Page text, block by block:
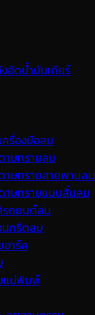
อัดน้ำมันเกียร์
รื่องมือลม
าษทรายลม
าษทรายสายพานลม
าษทรายแบบสั่นลม
รถยนต์ลม
นกรีตลม
อาร์ค
แม่พิมพ์